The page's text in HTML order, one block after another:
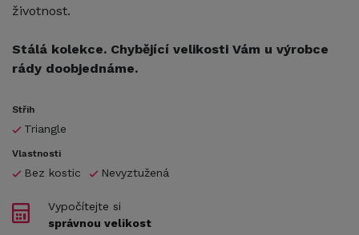
životnost.
Stálá kolekce. Chybějící velikosti Vám u výrobce
rády doobjednáme.
Střih
Triangle
Vlastnosti
Bez kostic Nevyztužená
Vypočítejte si
správnou velikost